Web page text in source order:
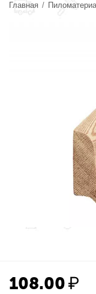
Главная /
108.00₽